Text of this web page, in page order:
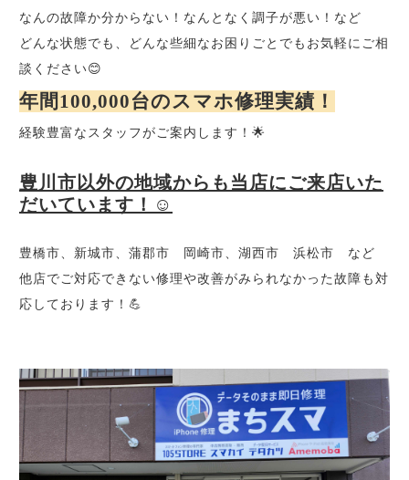
なんの故障か分からない！なんとなく調子が悪い！など
どんな状態でも、どんな些細なお困りごとでもお気軽にご相
談ください😊
年間100,000台のスマホ修理実績！
経験豊富なスタッフがご案内します！🌟
豊川市以外の地域からも当店にご来店いた
だいています！☺️
豊橋市、新城市、蒲郡市 岡崎市、湖西市 浜松市 など
他店でご対応できない修理や改善がみられなかった故障も対
応しております！💪